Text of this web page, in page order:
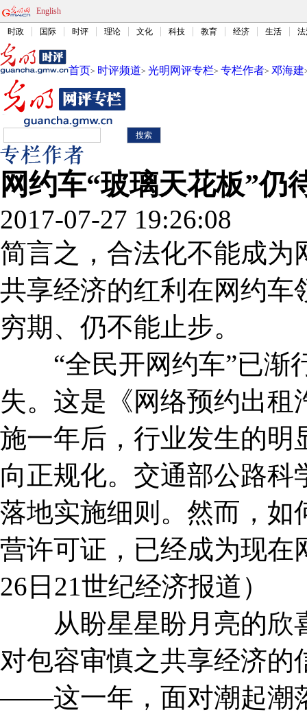
English
时政 国际 时评 理论 文化 科技 教育 经济 生活
首页> 时评频道> 光明网评专栏> 专栏作者> 邓海建
网约车“玻璃天花板”仍
2017-07-27 19:26:08
简言之，合法化不能成为
共享经济的红利在网约车
穷期、仍不能止步。
“全民开网约车”已渐
失。这是《网络预约出
施一年后，行业发生的明
向正规化。交通部公路科
落地实施细则。然而，如
营许可证，已经成为现在
26日21世纪经济报道）
从盼星星盼月亮的欣
对包容审慎之共享经济
——这一年，面对潮起潮